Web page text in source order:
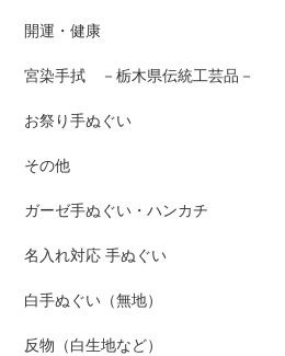
開運・健康
宮染手拭 －栃木県伝統工芸品－
お祭り手ぬぐい
その他
ガーゼ手ぬぐい・ハンカチ
名入れ対応 手ぬぐい
白手ぬぐい（無地）
反物（白生地など）